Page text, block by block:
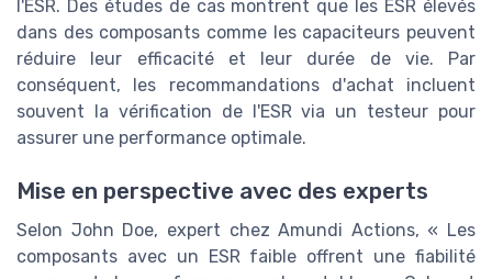
l'ESR. Des études de cas montrent que les ESR élevés
dans des composants comme les capaciteurs peuvent
réduire leur efficacité et leur durée de vie. Par
conséquent, les recommandations d'achat incluent
souvent la vérification de l'ESR via un testeur pour
assurer une performance optimale.
Mise en perspective avec des experts
Selon John Doe, expert chez Amundi Actions, « Les
composants avec un ESR faible offrent une fiabilité